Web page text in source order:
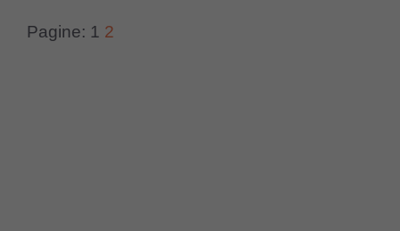
Pagine: 1 2